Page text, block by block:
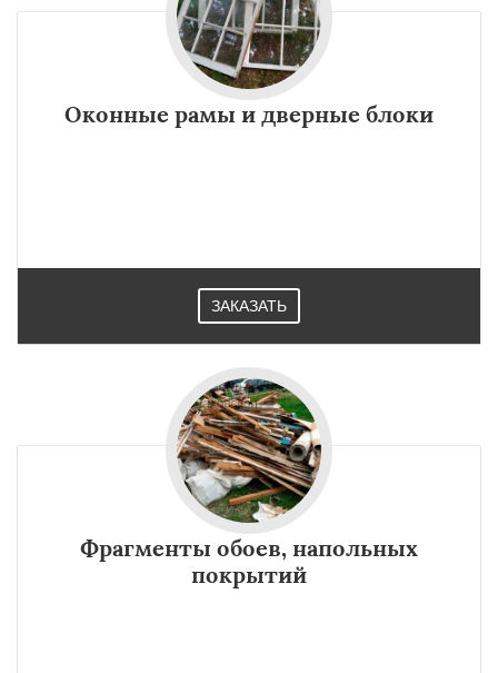
Работаем по
Оконные рамы и дверные блоки
ЗАКАЗАТЬ
Фрагменты обоев, напольных
покрытий
УЗНАТЬ ПОДРОБНЕЕ